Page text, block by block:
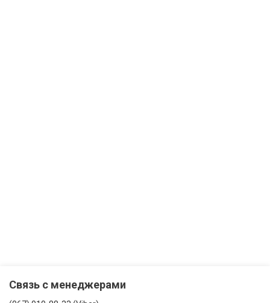
Связь с менеджерами